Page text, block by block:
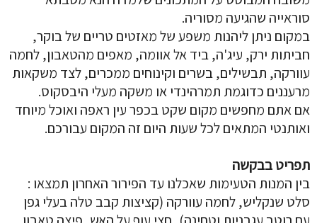
סוראייה שהגיעה מסוריה.
במקום ניתן ליהנות משפע של מאזטים טריים של בוקר,
חביתות ירק, עיג'ה, ביד אל אוומה, מאפים מהטאבון, לחמה
עוורקה, תבשילים, בשרים וקינוחים ממכרים, לצד משקאות
מרעננים כדוגמת תמרהינדי או משקה מעלי היבסקוס.
אם אתם מחפשים מקום שקט בכפר עין ראפה ואוכל מיוחד
ואותנטי המתאים לכל שעות היום זה המקום עבורכם.
תפריט בבקשה
בין המנות הטעימות שאכלנו עד הפירור האחרון תמצאו :
סלט שנקליש, לחמה עוורקה (קציצות קבב טלה בעלי גפן